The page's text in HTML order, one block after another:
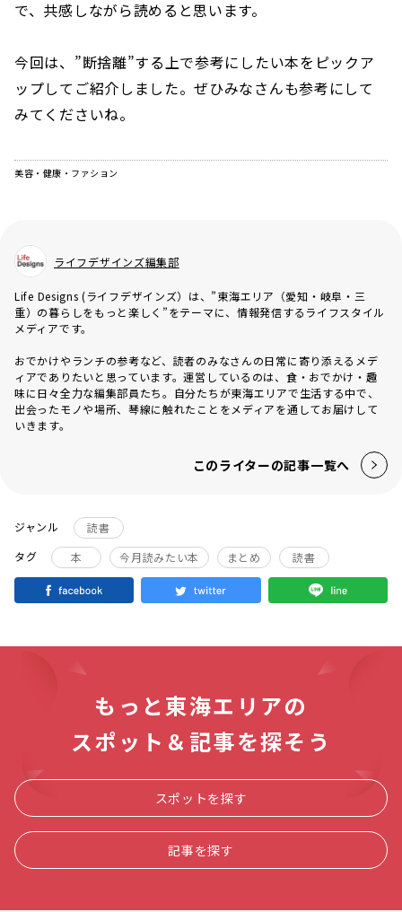
で、共感しながら読めると思います。
今回は、”断捨離”する上で参考にしたい本をピックア
ップしてご紹介しました。ぜひみなさんも参考にして
みてくださいね。
美容・健康・ファション
ライフデザインズ編集部
Life Designs (ライフデザインズ）は、”東海エリア（愛知・岐阜・三
重）の暮らしをもっと楽しく”をテーマに、情報発信するライフスタイル
メディアです。
おでかけやランチの参考など、読者のみなさんの日常に寄り添えるメデ
ィアでありたいと思っています。運営しているのは、食・おでかけ・趣
味に日々全力な編集部員たち。自分たちが東海エリアで生活する中で、
出会ったモノや場所、琴線に触れたことをメディアを通してお届けして
いきます。
このライターの記事一覧へ
ジャンル
読書
タグ
本 今月読みたい本 まとめ 読書
もっと東海エリアの
スポット＆記事を探そう
スポットを探す
記事を探す